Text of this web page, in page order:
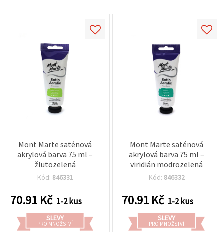
Mont Marte saténová
akrylová barva 75 ml –
žlutozelená
Kód: 846331
70.91 Kč 1-2 kus
SLEVY
PRO MNOŽSTVÍ
Mont Marte saténová
akrylová barva 75 ml –
viridián modrozelená
Kód: 846332
70.91 Kč 1-2 kus
SLEVY
PRO MNOŽSTVÍ